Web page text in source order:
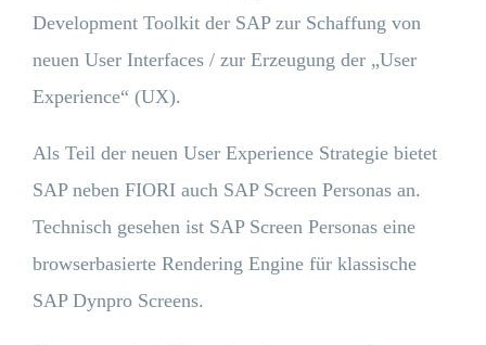
Development Toolkit der SAP zur Schaffung von
neuen User Interfaces / zur Erzeugung der „User
Experience“ (UX).
Als Teil der neuen User Experience Strategie bietet
SAP neben FIORI auch SAP Screen Personas an.
Technisch gesehen ist SAP Screen Personas eine
browserbasierte Rendering Engine für klassische
SAP Dynpro Screens.